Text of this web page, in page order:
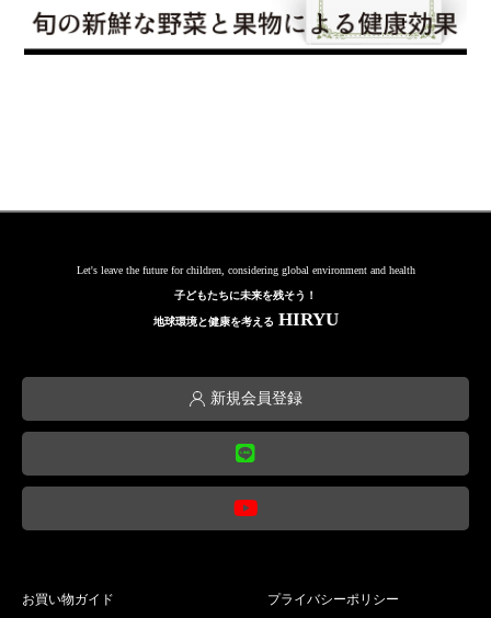
Let's leave the future for children, considering global environment and health
子どもたちに未来を残そう！
地球環境と健康を考える HIRYU
新規会員登録
お買い物ガイド プライバシーポリシー